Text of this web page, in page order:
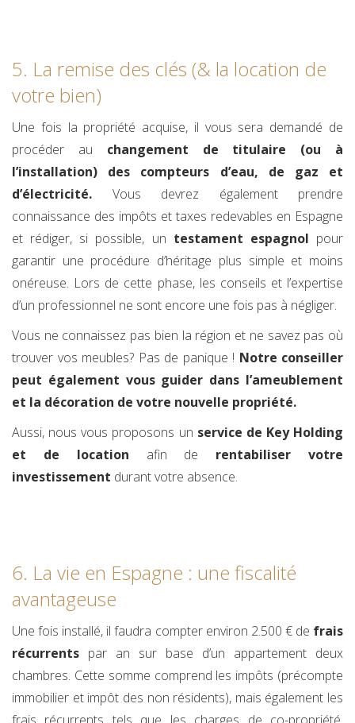
5. La remise des clés (& la location de
votre bien)
Une fois la propriété acquise, il vous sera demandé de
procéder au changement de titulaire (ou à
l’installation) des compteurs d’eau, de gaz et
d’électricité. Vous devrez également prendre
connaissance des impôts et taxes redevables en Espagne
et rédiger, si possible, un testament espagnol pour
garantir une procédure d’héritage plus simple et moins
onéreuse. Lors de cette phase, les conseils et l’expertise
d’un professionnel ne sont encore une fois pas à négliger.
Vous ne connaissez pas bien la région et ne savez pas où
trouver vos meubles? Pas de panique ! Notre conseiller
peut également vous guider dans l’ameublement
et la décoration de votre nouvelle propriété.
Aussi, nous vous proposons un service de Key Holding
et de location afin de rentabiliser votre
investissement durant votre absence.
6. La vie en Espagne : une fiscalité
avantageuse
Une fois installé, il faudra compter environ 2.500 € de frais
récurrents par an sur base d’un appartement deux
chambres. Cette somme comprend les impôts (précompte
immobilier et impôt des non résidents), mais également les